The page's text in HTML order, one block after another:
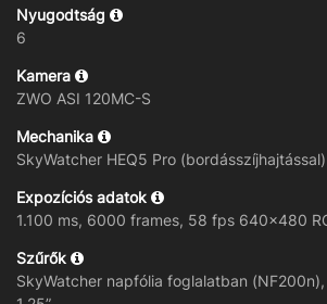
Nyugodtság
6
Kamera
ZWO ASI 120MC-S
Mechanika
SkyWatcher HEQ5 Pro (bordásszíjhajtással)
Expozíciós adatok
1.100 ms, 6000 frames, 58 fps 640x480
Szűrők
SkyWatcher napfólia foglalatban